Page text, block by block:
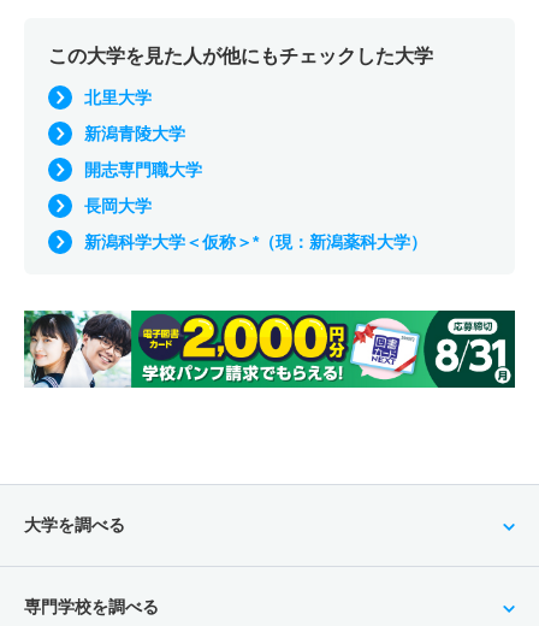
この大学を見た人が他にもチェックした大学
北里大学
新潟青陵大学
開志専門職大学
長岡大学
新潟科学大学＜仮称＞*（現：新潟薬科大学）
大学を調べる
専門学校を調べる